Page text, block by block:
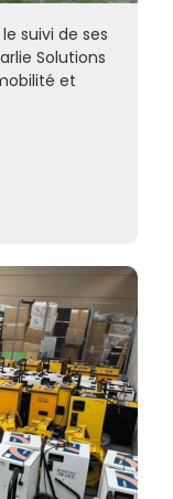
suivi de ses
Solutions
et